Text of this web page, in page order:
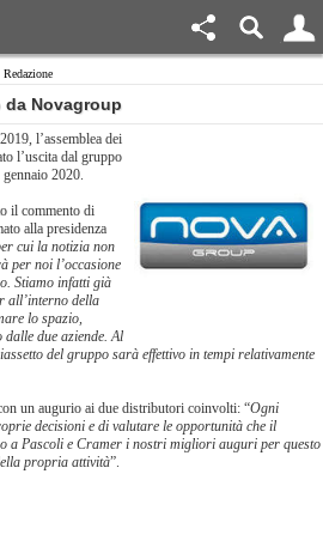
da Novagroup
l’assemblea dei
l’uscita dal gruppo
2020.
il commento di
alla presidenza
cui la notizia non
per noi l’occasione
Stiamo infatti già
all’interno della
lo spazio,
due aziende. Al
del gruppo sarà effettivo in tempi relativamente
un augurio ai due distributori coinvolti: “Ogni
decisioni e di valutare le opportunità che il
a Pascoli e Cramer i nostri migliori auguri per questo
propria attività”.